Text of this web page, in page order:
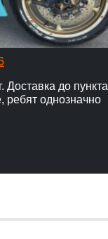
Доставка до пункта
ребят однозначно